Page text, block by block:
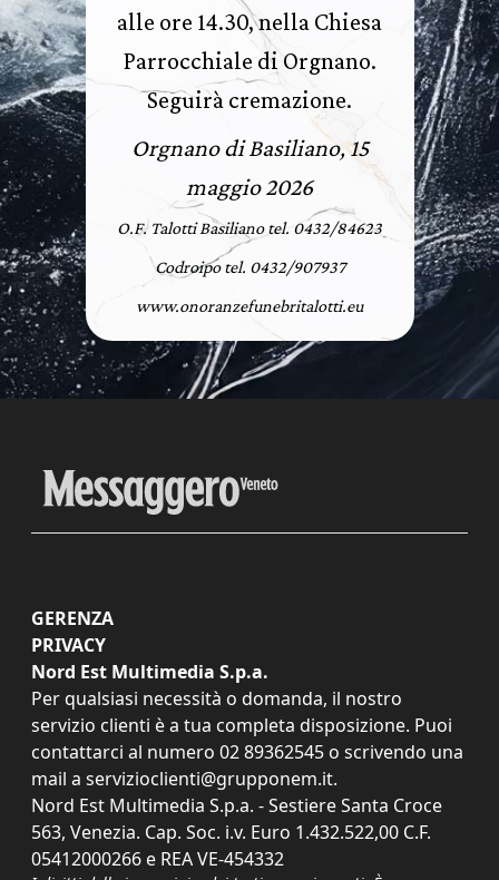
alle ore 14.30, nella Chiesa
Parrocchiale di Orgnano.
Seguirà cremazione.
Orgnano di Basiliano, 15
maggio 2026
O.F. Talotti Basiliano tel. 0432/84623
Codroipo tel. 0432/907937
www.onoranzefunebritalotti.eu
GERENZA
PRIVACY
Nord Est Multimedia S.p.a.
Per qualsiasi necessità o domanda, il nostro
servizio clienti è a tua completa disposizione. Puoi
contattarci al numero 02 89362545 o scrivendo una
mail a servizioclienti@grupponem.it.
Nord Est Multimedia S.p.a. - Sestiere Santa Croce
563, Venezia. Cap. Soc. i.v. Euro 1.432.522,00 C.F.
05412000266 e REA VE-454332